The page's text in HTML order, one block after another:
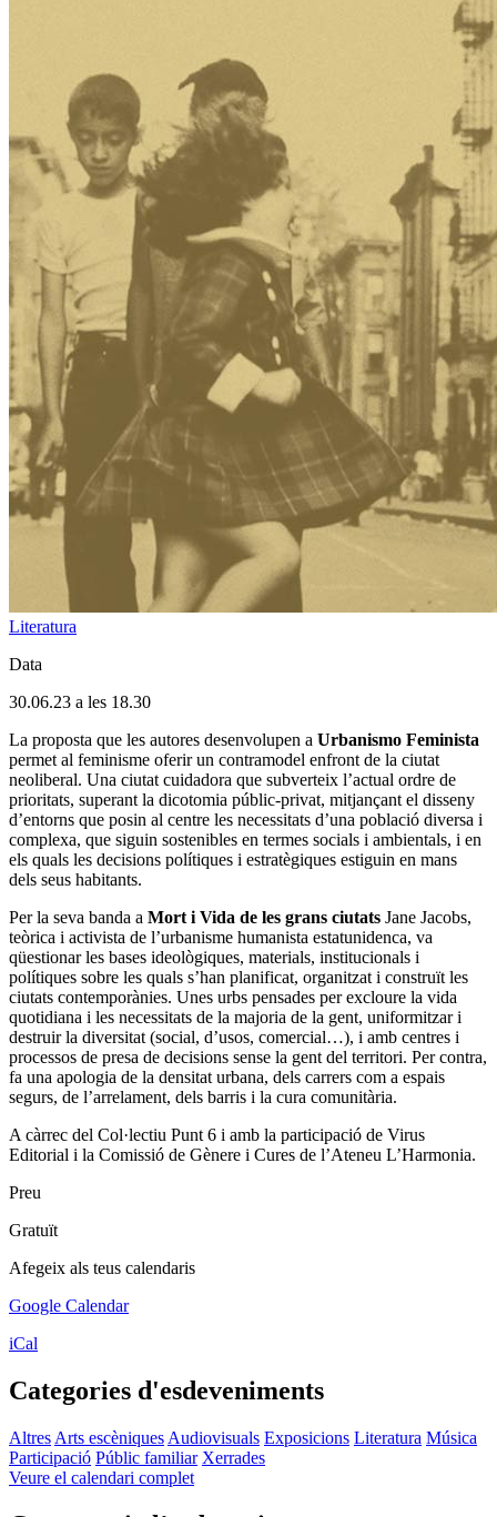
Literatura
Data
30.06.23 a les 18.30
La proposta que les autores desenvolupen a Urbanismo Feminista
permet al feminisme oferir un contramodel enfront de la ciutat
neoliberal. Una ciutat cuidadora que subverteix l’actual ordre de
prioritats, superant la dicotomia públic-privat, mitjançant el disseny
d’entorns que posin al centre les necessitats d’una població diversa i
complexa, que siguin sostenibles en termes socials i ambientals, i en
els quals les decisions polítiques i estratègiques estiguin en mans
dels seus habitants.
Per la seva banda a Mort i Vida de les grans ciutats Jane Jacobs,
teòrica i activista de l’urbanisme humanista estatunidenca, va
qüestionar les bases ideològiques, materials, institucionals i
polítiques sobre les quals s’han planificat, organitzat i construït les
ciutats contemporànies. Unes urbs pensades per excloure la vida
quotidiana i les necessitats de la majoria de la gent, uniformitzar i
destruir la diversitat (social, d’usos, comercial…), i amb centres i
processos de presa de decisions sense la gent del territori. Per contra,
fa una apologia de la densitat urbana, dels carrers com a espais
segurs, de l’arrelament, dels barris i la cura comunitària.
A càrrec del Col·lectiu Punt 6 i amb la participació de Virus
Editorial i la Comissió de Gènere i Cures de l’Ateneu L’Harmonia.
Preu
Gratuït
Afegeix als teus calendaris
Google Calendar
iCal
Categories d'esdeveniments
Altres Arts escèniques Audiovisuals Exposicions Literatura Música
Participació Públic familiar Xerrades
Veure el calendari complet